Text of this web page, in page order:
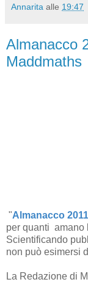
Annarita alle 19:47
Almanacco
Maddmaths
"Almanacco
per quanti amano
Scientificando
non può esimersi
La Redazione di